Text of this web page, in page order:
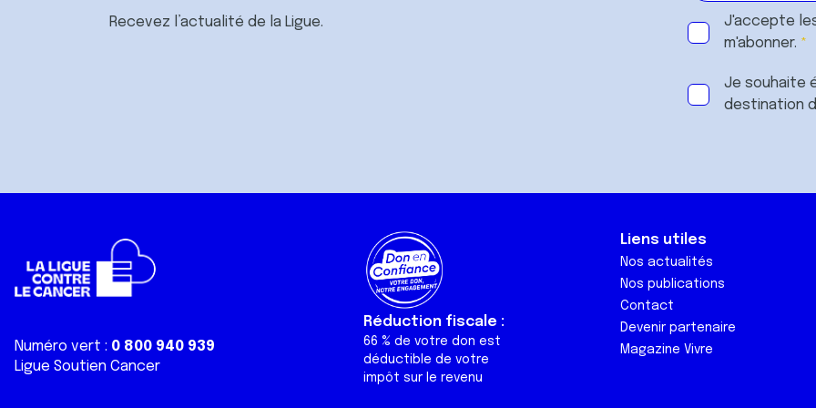
Recevez l’actualité de la Ligue. J'accepte
m'abonner.
Je souhaite
destination
Numéro vert : 0 800 940 939
Ligue Soutien Cancer
Réduction fiscale :
66 % de votre don est
déductible de votre
impôt sur le revenu
Liens utiles
Nos actualités
Nos publications
Contact
Devenir partenaire
Magazine Vivre